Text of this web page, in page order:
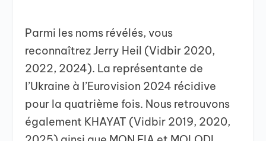
Parmi les noms révélés, vous
reconnaîtrez Jerry Heil (Vidbir 2020,
2022, 2024). La représentante de
l’Ukraine à l’Eurovision 2024 récidive
pour la quatrième fois. Nous retrouvons
également KHAYAT (Vidbir 2019, 2020,